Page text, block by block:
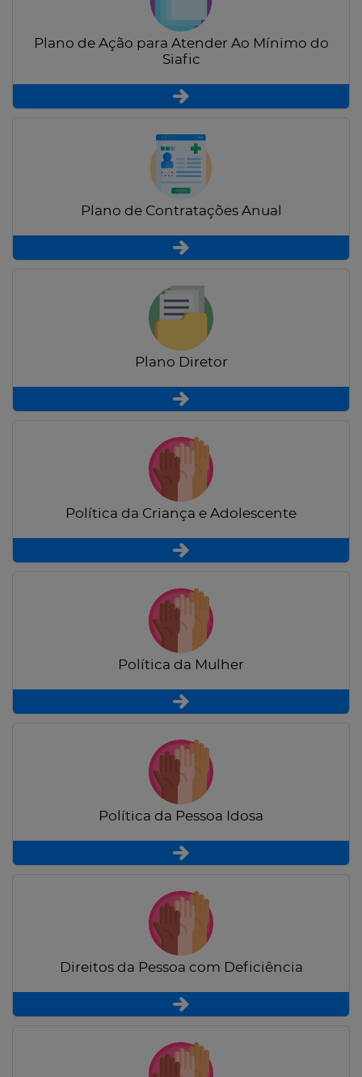
Plano de Ação para Atender Ao Mínimo do
Siafic
Plano de Contratações Anual
Plano Diretor
Política da Criança e Adolescente
Política da Mulher
Política da Pessoa Idosa
Direitos da Pessoa com Deficiência